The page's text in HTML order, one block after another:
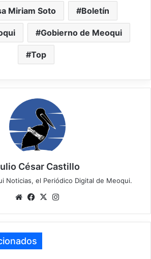
Miriam Soto Boletín
Gobierno de Meoqui
Top
César Castillo
Noticias, el Periódico Digital de Meoqui.
WebsiteFacebook
X